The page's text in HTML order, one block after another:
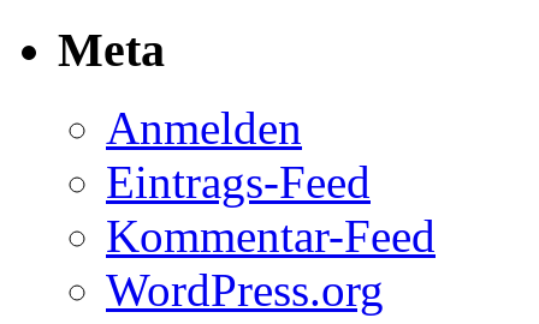
Meta
Anmelden
Eintrags-Feed
Kommentar-Feed
WordPress.org